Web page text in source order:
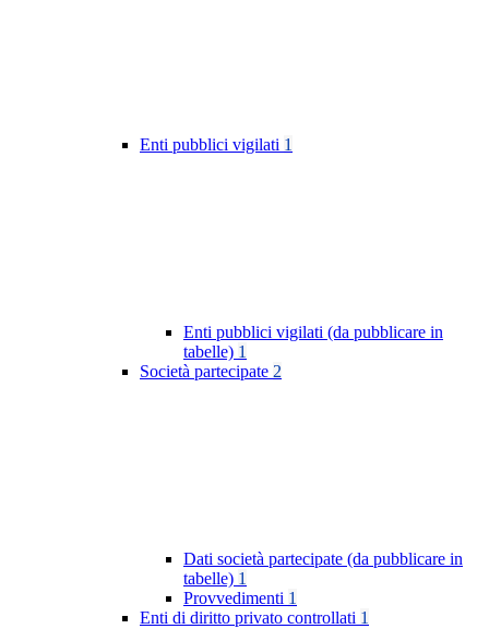
Enti pubblici vigilati 1
Enti pubblici vigilati (da pubblicare in
tabelle) 1
Società partecipate 2
Dati società partecipate (da pubblicare in
tabelle) 1
Provvedimenti 1
Enti di diritto privato controllati 1